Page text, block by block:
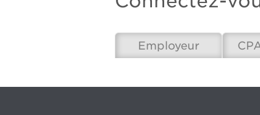
Employeur